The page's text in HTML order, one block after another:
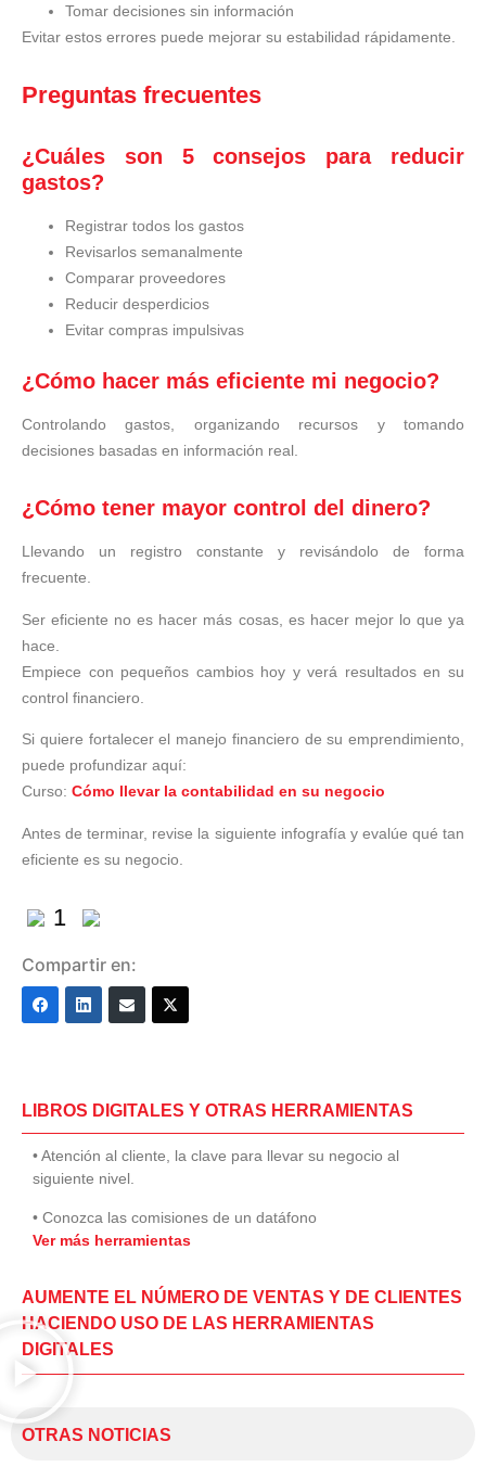
Tomar decisiones sin información
Evitar estos errores puede mejorar su estabilidad rápidamente.
Preguntas frecuentes
¿Cuáles son 5 consejos para reducir
gastos?
Registrar todos los gastos
Revisarlos semanalmente
Comparar proveedores
Reducir desperdicios
Evitar compras impulsivas
¿Cómo hacer más eficiente mi negocio?
Controlando gastos, organizando recursos y tomando
decisiones basadas en información real.
¿Cómo tener mayor control del dinero?
Llevando un registro constante y revisándolo de forma
frecuente.
Ser eficiente no es hacer más cosas, es hacer mejor lo que ya
hace.
Empiece con pequeños cambios hoy y verá resultados en su
control financiero.
Si quiere fortalecer el manejo financiero de su emprendimiento,
puede profundizar aquí:
Curso: Cómo llevar la contabilidad en su negocio
Antes de terminar, revise la siguiente infografía y evalúe qué tan
eficiente es su negocio.
1
Compartir en:
LIBROS DIGITALES Y OTRAS HERRAMIENTAS
• Atención al cliente, la clave para llevar su negocio al
siguiente nivel.
• Conozca las comisiones de un datáfono
Ver más herramientas
AUMENTE EL NÚMERO DE VENTAS Y DE CLIENTES
HACIENDO USO DE LAS HERRAMIENTAS
DIGITALES
OTRAS NOTICIAS